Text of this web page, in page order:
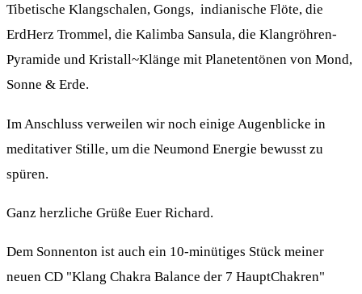
Tibetische Klangschalen, Gongs, indianische Flöte, die
ErdHerz Trommel, die Kalimba Sansula, die Klangröhren-
Pyramide und Kristall~Klänge mit Planetentönen von Mond,
Sonne & Erde.
Im Anschluss verweilen wir noch einige Augenblicke in
meditativer Stille, um die Neumond Energie bewusst zu
spüren.
Ganz herzliche Grüße Euer Richard.
Dem Sonnenton ist auch ein 10-minütiges Stück meiner
neuen CD "Klang Chakra Balance der 7 HauptChakren"